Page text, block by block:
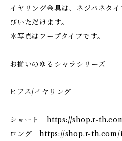
イヤリング金具は、ネジバネタ
びいただけます。
＊写真はフープタイプです。
お揃いのゆるシャラシリーズ
ピアス/イヤリング
ショート https://shop.r-
ロングhttps://shop.r-th.com/